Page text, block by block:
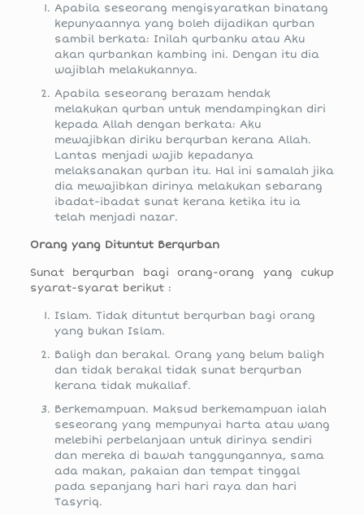
Apabila seseorang mengisyaratkan binatang
kepunyaannya yang boleh dijadikan qurban
sambil berkata: Inilah qurbanku atau Aku
akan qurbankan kambing ini. Dengan itu dia
wajiblah melakukannya.
Apabila seseorang berazam hendak
melakukan qurban untuk mendampingkan diri
kepada Allah dengan berkata: Aku
mewajibkan diriku berqurban kerana Allah.
Lantas menjadi wajib kepadanya
melaksanakan qurban itu. Hal ini samalah jika
dia mewajibkan dirinya melakukan sebarang
ibadat-ibadat sunat kerana ketika itu ia
telah menjadi nazar.
Orang yang Dituntut Berqurban
Sunat berqurban bagi orang-orang yang cukup
syarat-syarat berikut :
Islam. Tidak dituntut berqurban bagi orang
yang bukan Islam.
Baligh dan berakal. Orang yang belum baligh
dan tidak berakal tidak sunat berqurban
kerana tidak mukallaf.
Berkemampuan. Maksud berkemampuan ialah
seseorang yang mempunyai harta atau wang
melebihi perbelanjaan untuk dirinya sendiri
dan mereka di bawah tanggungannya, sama
ada makan, pakaian dan tempat tinggal
pada sepanjang hari hari raya dan hari
Tasyriq.